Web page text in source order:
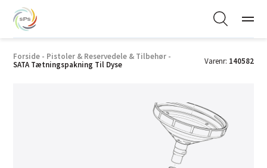
Forside - Pistoler & Reservedele & Tilbehør -
SATA Tætningspakning Til Dyse
Varenr: 140582